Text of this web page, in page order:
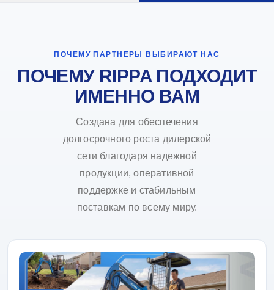
ПОЧЕМУ ПАРТНЕРЫ ВЫБИРАЮТ НАС
ПОЧЕМУ RIPPA ПОДХОДИТ
ИМЕННО ВАМ
Создана для обеспечения
долгосрочного роста дилерской
сети благодаря надежной
продукции, оперативной
поддержке и стабильным
поставкам по всему миру.